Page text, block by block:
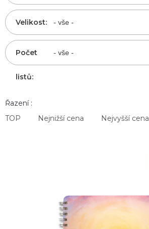
Velikost:
Počet
listů:
Řazení :
TOP
Nejnižší cena Nejvyšší cena